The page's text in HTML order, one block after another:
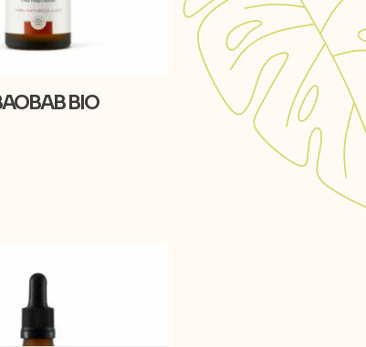
BIO